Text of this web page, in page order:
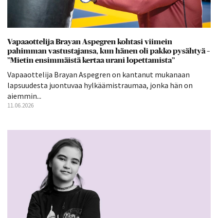
Vapaaottelija Brayan Aspegren kohtasi viimein
pahimman vastustajansa, kun hänen oli pakko pysähtyä –
”Mietin ensimmäistä kertaa urani lopettamista”
Vapaaottelija Brayan Aspegren on kantanut mukanaan
lapsuudesta juontuvaa hylkäämistraumaa, jonka hän on
aiemmin...
11.06.2026